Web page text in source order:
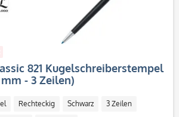
821 Kugelschreiberstempel
- 3 Zeilen)
Rechteckig Schwarz 3 Zeilen